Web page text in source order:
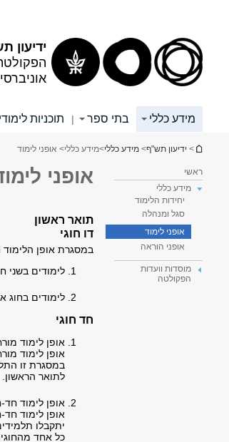
ידיעון
מידע כללי בתי ספר | תוכניות
הינך נמצא כאן
> ידיעון תש"ף> מידע כללי>מידע כללי> אופני לימוד
ראשי
מידע כללי
יחידות הלימוד
סגל ומנהלה
אופני לימוד
אופני הוראה
מוסדות וועדות
הפקולטה
אופני
תואר ראשון
דו חוגי
במסגרת אופן הלימוד
לימודים בשני
לימודים בחוג
חד חוגי
אופן לימוד
אופן לימוד
במסגרת זו
לתואר הראשון.
אופן לימוד
אופן לימוד
יתקבלו